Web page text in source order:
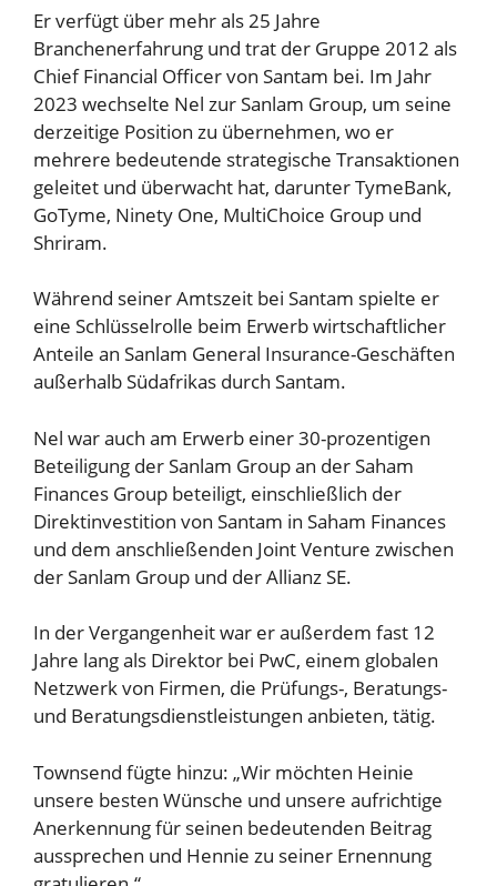
Er verfügt über mehr als 25 Jahre
Branchenerfahrung und trat der Gruppe 2012 als
Chief Financial Officer von Santam bei. Im Jahr
2023 wechselte Nel zur Sanlam Group, um seine
derzeitige Position zu übernehmen, wo er
mehrere bedeutende strategische Transaktionen
geleitet und überwacht hat, darunter TymeBank,
GoTyme, Ninety One, MultiChoice Group und
Shriram.
Während seiner Amtszeit bei Santam spielte er
eine Schlüsselrolle beim Erwerb wirtschaftlicher
Anteile an Sanlam General Insurance-Geschäften
außerhalb Südafrikas durch Santam.
Nel war auch am Erwerb einer 30-prozentigen
Beteiligung der Sanlam Group an der Saham
Finances Group beteiligt, einschließlich der
Direktinvestition von Santam in Saham Finances
und dem anschließenden Joint Venture zwischen
der Sanlam Group und der Allianz SE.
In der Vergangenheit war er außerdem fast 12
Jahre lang als Direktor bei PwC, einem globalen
Netzwerk von Firmen, die Prüfungs-, Beratungs-
und Beratungsdienstleistungen anbieten, tätig.
Townsend fügte hinzu: „Wir möchten Heinie
unsere besten Wünsche und unsere aufrichtige
Anerkennung für seinen bedeutenden Beitrag
aussprechen und Hennie zu seiner Ernennung